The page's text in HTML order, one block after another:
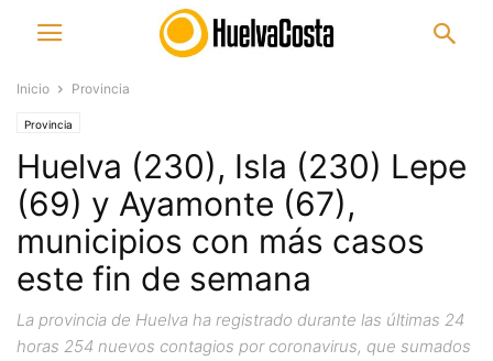
Inicio Provincia
Provincia
Huelva (230), Isla (230) Lepe
(69) y Ayamonte (67),
municipios con más casos
este fin de semana
La provincia de Huelva ha registrado durante las últimas 24
horas 254 nuevos contagios por coronavirus, que sumados